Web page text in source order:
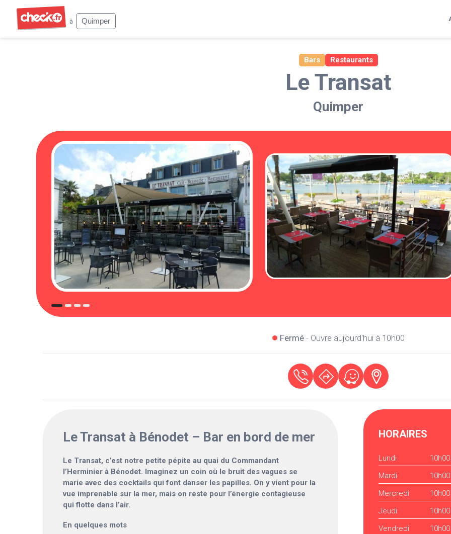
à
Quimper
Bars Restaurants
Le Transat
Quimper
Fermé- Ouvre aujourd'hui à 10h00
Le Transat à Bénodet – Bar en bord de mer
Le Transat, c’est notre petite pépite au quai du Commandant
l’Herminier à Bénodet. Imaginez un coin où le bruit des vagues se
marie avec des cocktails qui font danser les papilles. On y vient pour la
vue imprenable sur la mer, mais on reste pour l’énergie contagieuse
qui flotte dans l’air.
En quelques mots
HORAIRES
Lundi
Mardi
Mercredi
Jeudi
Vendredi